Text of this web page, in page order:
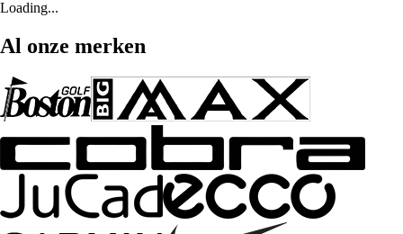
Loading...
Al onze merken